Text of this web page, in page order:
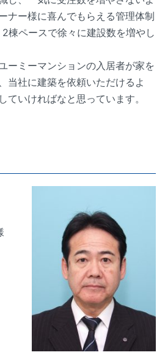
ナー様に喜んでもらえる管理体制
棟ペースで徐々に建設数を増やし
ーミーマンションの入居者が家を
当社に建築を依頼いただけるよ
ていければなと思っています。